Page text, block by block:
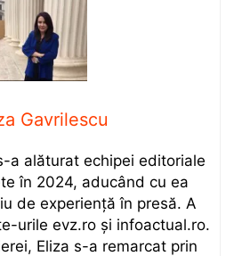
Gavrilescu
a alăturat echipei editoriale
în 2024, aducând cu ea
de experiență în presă. A
urile evz.ro și infoactual.ro.
Eliza s-a remarcat prin